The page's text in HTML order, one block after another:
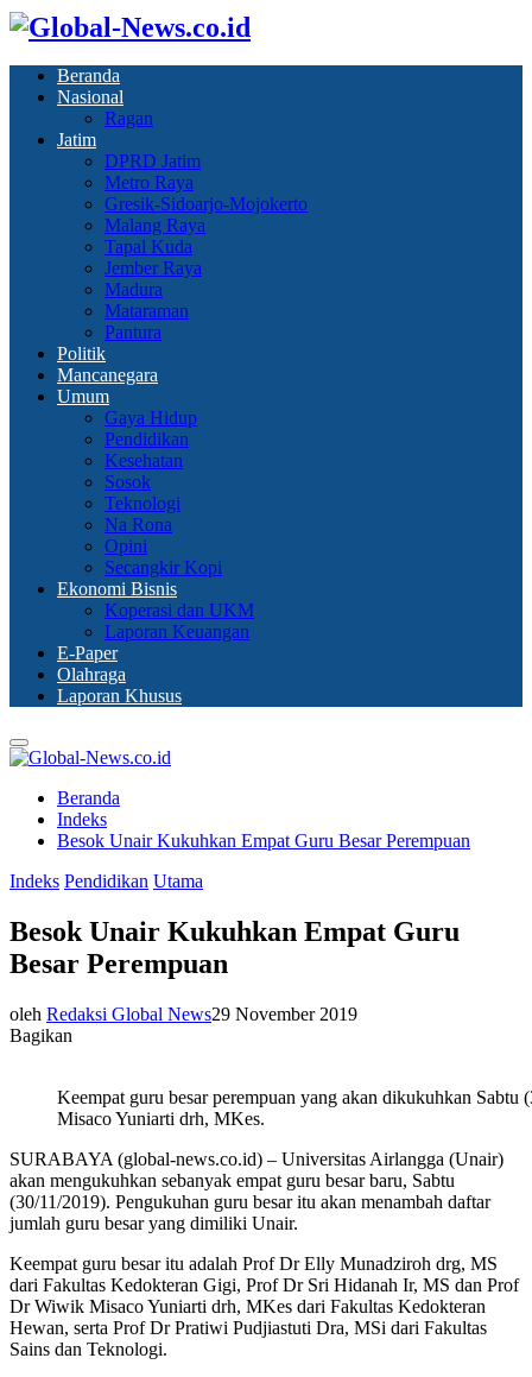
Beranda
Nasional
Ragan
Jatim
DPRD Jatim
Metro Raya
Gresik-Sidoarjo-Mojokerto
Malang Raya
Tapal Kuda
Jember Raya
Madura
Mataraman
Pantura
Politik
Mancanegara
Umum
Gaya Hidup
Pendidikan
Kesehatan
Sosok
Teknologi
Na Rona
Opini
Secangkir Kopi
Ekonomi Bisnis
Koperasi dan UKM
Laporan Keuangan
E-Paper
Olahraga
Laporan Khusus
Primary
Menu
Beranda
Indeks
Besok Unair Kukuhkan Empat Guru Besar Perempuan
Indeks Pendidikan Utama
Besok Unair Kukuhkan Empat Guru
Besar Perempuan
oleh Redaksi Global News29 November 2019
Bagikan
Keempat guru besar perempuan yang akan dikukuhkan
Misaco Yuniarti drh, MKes.
SURABAYA (global-news.co.id) – Universitas Airlangga (Unair)
akan mengukuhkan sebanyak empat guru besar baru, Sabtu
(30/11/2019). Pengukuhan guru besar itu akan menambah daftar
jumlah guru besar yang dimiliki Unair.
Keempat guru besar itu adalah Prof Dr Elly Munadziroh drg, MS
dari Fakultas Kedokteran Gigi, Prof Dr Sri Hidanah Ir, MS dan Prof
Dr Wiwik Misaco Yuniarti drh, MKes dari Fakultas Kedokteran
Hewan, serta Prof Dr Pratiwi Pudjiastuti Dra, MSi dari Fakultas
Sains dan Teknologi.